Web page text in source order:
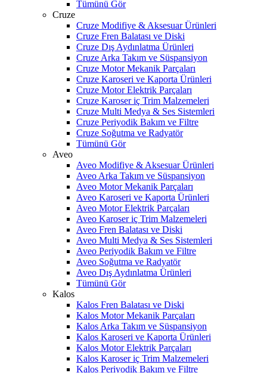
Tümünü Gör
Cruze
Cruze Modifiye & Aksesuar Ürünleri
Cruze Fren Balatası ve Diski
Cruze Dış Aydınlatma Ürünleri
Cruze Arka Takım ve Süspansiyon
Cruze Motor Mekanik Parçaları
Cruze Karoseri ve Kaporta Ürünleri
Cruze Motor Elektrik Parçaları
Cruze Karoser iç Trim Malzemeleri
Cruze Multi Medya & Ses Sistemleri
Cruze Periyodik Bakım ve Filtre
Cruze Soğutma ve Radyatör
Tümünü Gör
Aveo
Aveo Modifiye & Aksesuar Ürünleri
Aveo Arka Takım ve Süspansiyon
Aveo Motor Mekanik Parçaları
Aveo Karoseri ve Kaporta Ürünleri
Aveo Motor Elektrik Parçaları
Aveo Karoser iç Trim Malzemeleri
Aveo Fren Balatası ve Diski
Aveo Multi Medya & Ses Sistemleri
Aveo Periyodik Bakım ve Filtre
Aveo Soğutma ve Radyatör
Aveo Dış Aydınlatma Ürünleri
Tümünü Gör
Kalos
Kalos Fren Balatası ve Diski
Kalos Motor Mekanik Parçaları
Kalos Arka Takım ve Süspansiyon
Kalos Karoseri ve Kaporta Ürünleri
Kalos Motor Elektrik Parçaları
Kalos Karoser iç Trim Malzemeleri
Kalos Periyodik Bakım ve Filtre